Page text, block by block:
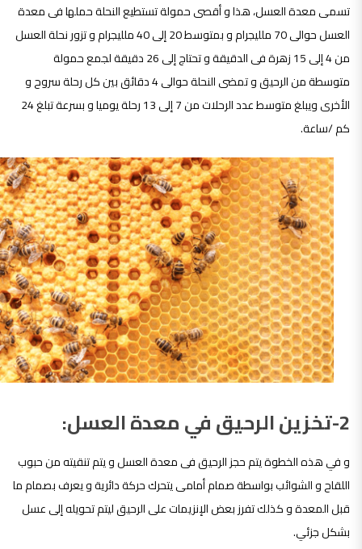
تسمى معدة العسل، هذا و أقصى حمولة تستطيع النحلة حملها فى معدة
العسل حوالى 70 ملليجرام و بمتوسط 20 إلى 40 ملليجرام و تزور نحلة العسل
من 4 إلى 15 زهرة فى الدقيقة و تحتاج إلى 26 دقيقة لجمع حمولة
متوسطة من الرحيق و تمضى النحلة حوالى 4 دقائق بين كل رحلة سروح و
الأخرى ويبلغ متوسط عدد الرحلات من 7 إلى 13 رحلة يوميا و بسرعة تبلغ 24
كم /ساعة.
2-تخزين الرحيق في معدة العسل:
و في هذه الخطوة يتم حجز الرحيق فى معدة العسل و يتم تنقيته من حبوب
اللقاح و الشوائب بواسطة صمام أمامى يتحرك حركة دائرية و يعرف بصمام ما
قبل المعدة و كذلك تفرز بعض الإنزيمات على الرحيق ليتم تحويله إلى عسل
بشكل جزئي.